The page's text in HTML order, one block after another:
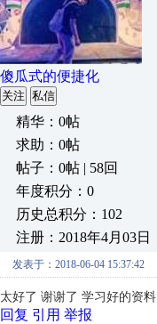
傻瓜式的便捷化
关注 私信
精华：0帖
求助：0帖
帖子：0帖 | 58回
年度积分：0
历史总积分：102
注册：2018年4月03日
发表于：2018-06-04 15:37:42
太好了 谢谢了 学习好的资料
回复 引用 举报